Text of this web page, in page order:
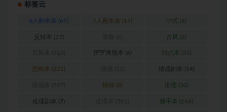
标签云
6人剧本杀 (67) 7人剧本杀 (17) 中式 (6)
反转本 (17) 古风 (6)
密室逃脱本 (6) 对抗本 (33)
恐怖本 (221) 情感剧本 (14)
惊悚 (8) 推理 (30)
推理剧本 (7) 新手本 (164)